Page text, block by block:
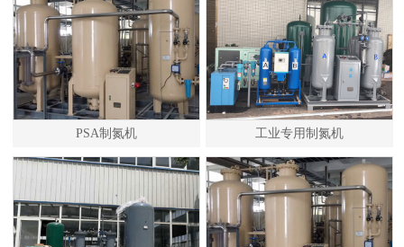
PSA制氮机 工业专用制氮机